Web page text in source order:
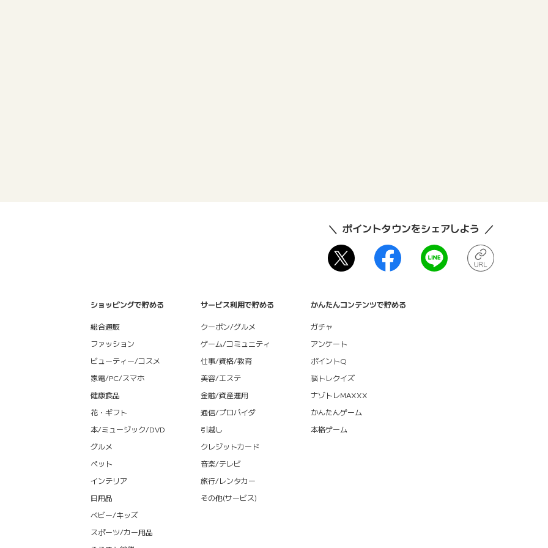
ポイントタウンをシェアしよう
ショッピングで貯める
総合通販
ファッション
ビューティー/コスメ
家電/PC/スマホ
健康食品
花・ギフト
本/ミュージック/DVD
グルメ
ペット
インテリア
日用品
ベビー/キッズ
スポーツ/カー用品
サービス利用で貯める
クーポン/グルメ
ゲーム/コミュニティ
仕事/資格/教育
美容/エステ
金融/資産運用
通信/プロバイダ
引越し
クレジットカード
音楽/テレビ
旅行/レンタカー
その他(サービス)
かんたんコンテンツで貯める
ガチャ
アンケート
ポイントQ
脳トレクイズ
ナゾトレMAXXX
かんたんゲーム
本格ゲーム